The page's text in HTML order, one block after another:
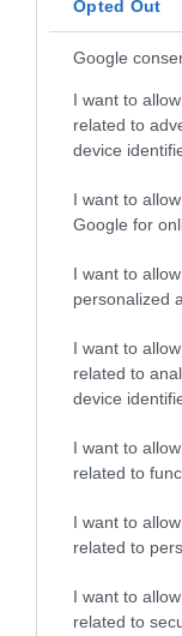
Opted Out
Google
I want to
related to
device
I want to
Google for
I want to
personalized
I want to
related to
device
I want to
related to
I want to
related to
I want to
related to
kedvezményt
térségében
hasonlóan
Ennek
forintbakerül,
éppen
100, 650 vagy
térségében
Ft-ba kerül a
A turizmus
csoportunkhoz ,
fel hírlevelünkre!